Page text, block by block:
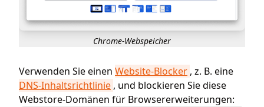
Chrome-Webspeicher
Verwenden Sie einen Website-Blocker , z. B. eine
DNS-Inhaltsrichtlinie , und blockieren Sie diese
Webstore-Domänen für Browsererweiterungen: